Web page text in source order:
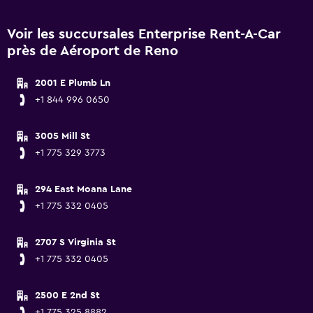
Voir les succursales Enterprise Rent-A-Car
près de Aéroport de Reno
2001 E Plumb Ln
+1 844 996 0650
3005 Mill St
+1 775 329 3773
294 East Moana Lane
+1 775 332 0405
2707 S Virginia St
+1 775 332 0405
2500 E 2nd St